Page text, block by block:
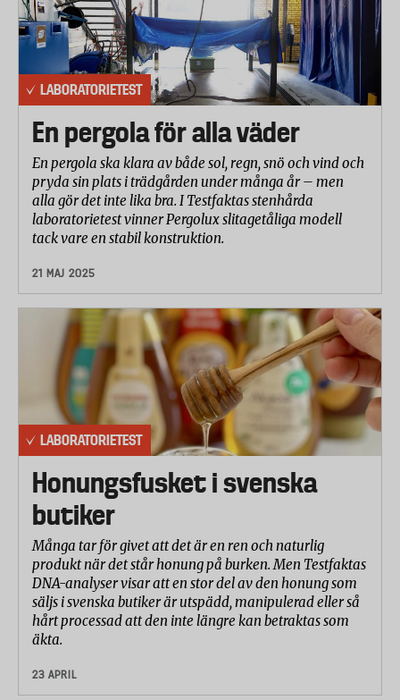
LABORATORIETEST
En pergola för alla väder
En pergola ska klara av både sol, regn, snö och vind och
pryda sin plats i trädgården under många år – men
alla gör det inte lika bra. I Testfaktas stenhårda
laboratorietest vinner Pergolux slitagetåliga modell
tack vare en stabil konstruktion.
21 MAJ 2025
LABORATORIETEST
Honungsfusket i svenska
butiker
Många tar för givet att det är en ren och naturlig
produkt när det står honung på burken. Men Testfaktas
DNA-analyser visar att en stor del av den honung som
säljs i svenska butiker är utspädd, manipulerad eller så
hårt processad att den inte längre kan betraktas som
äkta.
23 APRIL